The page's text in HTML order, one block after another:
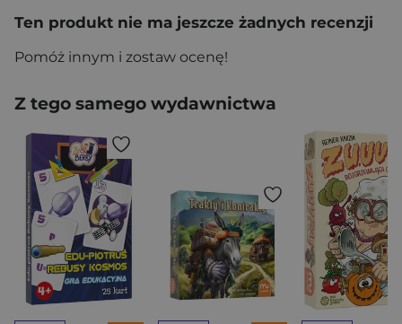
Ten produkt nie ma jeszcze żadnych recenzji
Pomóż innym i zostaw ocenę!
Z tego samego wydawnictwa